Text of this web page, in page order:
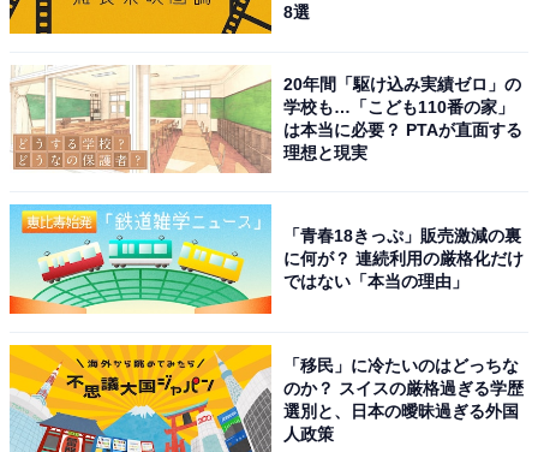
げるのも楽しいですよ。
8選
20年間「駆け込み実績ゼロ」の
学校も…「こども110番の家」
は本当に必要？ PTAが直面する
理想と現実
「青春18きっぷ」販売激減の裏
に何が？ 連続利用の厳格化だけ
ではない「本当の理由」
「移民」に冷たいのはどっちな
のか？ スイスの厳格過ぎる学歴
選別と、日本の曖昧過ぎる外国
人政策